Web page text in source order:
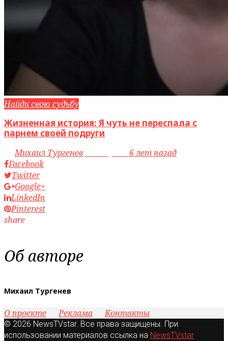
Найди свою судьбу
Жизненная история: Я чуть не переспала с
парнем своей подруги
byМихаил Тургенев
6 лет назад
Facebook
Twitter
Google+
LinkedIn
Pinterest
share
Об авторе
Михаил Тургенев
О проекте Реклама Контакты
© 2026 NewsTVstar. Все права защищены. При
использовании материалов ссылка на NewsTVstar